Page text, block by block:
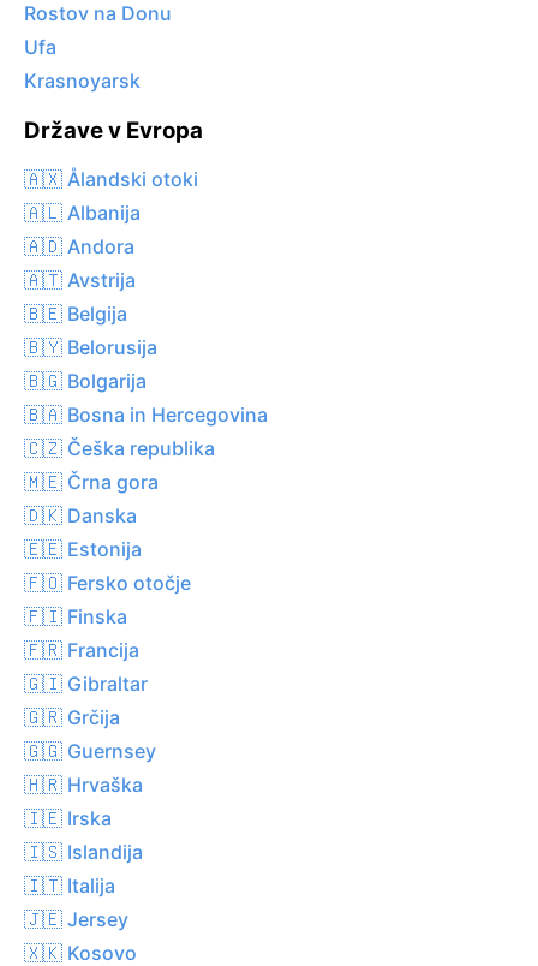
Rostov na Donu
Ufa
Krasnoyarsk
Države v Evropa
🇦🇽 Ålandski otoki
🇦🇱 Albanija
🇦🇩 Andora
🇦🇹 Avstrija
🇧🇪 Belgija
🇧🇾 Belorusija
🇧🇬 Bolgarija
🇧🇦 Bosna in Hercegovina
🇨🇿 Češka republika
🇲🇪 Črna gora
🇩🇰 Danska
🇪🇪 Estonija
🇫🇴 Fersko otočje
🇫🇮 Finska
🇫🇷 Francija
🇬🇮 Gibraltar
🇬🇷 Grčija
🇬🇬 Guernsey
🇭🇷 Hrvaška
🇮🇪 Irska
🇮🇸 Islandija
🇮🇹 Italija
🇯🇪 Jersey
🇽🇰 Kosovo